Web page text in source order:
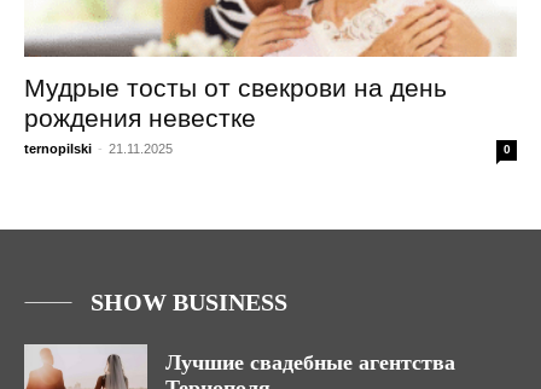
Мудрые тосты от свекрови на день
рождения невестке
ternopilski - 21.11.2025 0
SHOW BUSINESS
Лучшие свадебные агентства